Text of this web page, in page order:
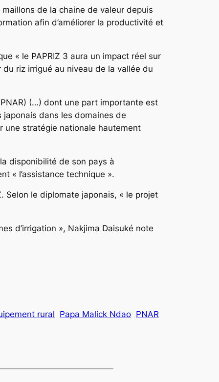
de la chaine de valeur depuis
afin d’améliorer la productivité et
« le PAPRIZ 3 aura un impact réel sur
riz irrigué au niveau de la vallée du
(…) dont une part importante est
dans les domaines de
une stratégie nationale hautement
disponibilité de son pays à
« l’assistance technique ».
Selon le diplomate japonais, « le projet
d’irrigation », Nakjima Daisuké note
rural Papa Malick Ndao PNAR